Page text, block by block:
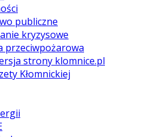
publiczne
kryzysowe
przeciwpożarowa
strony klomnice.pl
Kłomnickiej